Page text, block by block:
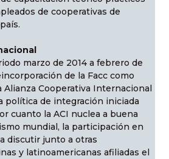
de cooperativas de
marzo de 2014 a febrero de
de la Facc como
Cooperativa Internacional
política de integración iniciada
cuanto la ACI nuclea a buena
mundial, la participación en
discutir junto a otras
y latinoamericanas afiliadas el